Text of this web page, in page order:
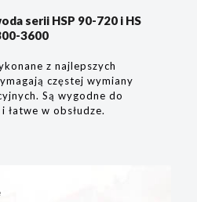
serii HSP 90-720 i HS
3600
z najlepszych
częstej wymiany
Są wygodne do
łatwe w obsłudze.